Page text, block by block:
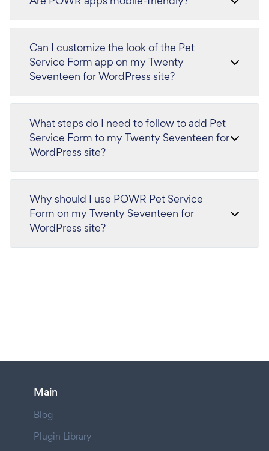
Can I customize the look of the Pet
Service Form app on my Twenty
Seventeen for WordPress site?
What steps do I need to follow to add Pet
Service Form to my Twenty Seventeen for
WordPress site?
Why should I use POWR Pet Service
Form on my Twenty Seventeen for
WordPress site?
Main
Blog
Plugin Library